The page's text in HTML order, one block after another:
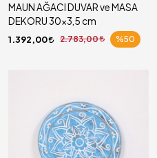
MAUN AĞACI DUVAR ve MASA
DEKORU 30x3,5 cm
1.392,00 2.783,00 %50